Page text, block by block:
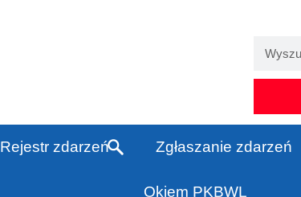
Rejestr zdarzeń Zgłaszanie zdarzeń
Okiem PKBWL